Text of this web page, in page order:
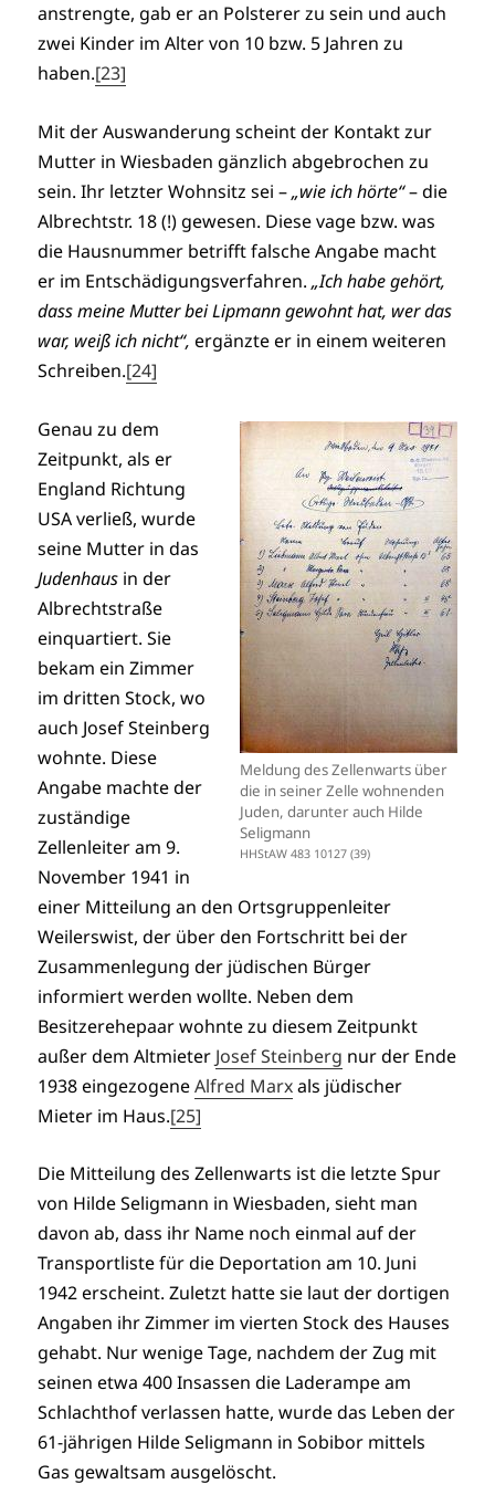
anstrengte, gab er an Polsterer zu sein und auch
zwei Kinder im Alter von 10 bzw. 5 Jahren zu
haben.[23]
Mit der Auswanderung scheint der Kontakt zur
Mutter in Wiesbaden gänzlich abgebrochen zu
sein. Ihr letzter Wohnsitz sei –„wie ich hörte“– die
Albrechtstr. 18 (!) gewesen. Diese vage bzw. was
die Hausnummer betrifft falsche Angabe macht
er im Entschädigungsverfahren.„Ich habe gehört,
dass meine Mutter bei Lipmann gewohnt hat, wer das
war, weiß ich nicht“, ergänzte er in einem weiteren
Schreiben.[24]
Meldung des Zellenwarts über
die in seiner Zelle wohnenden
Juden, darunter auch Hilde
Seligmann
HHStAW 483 10127 (39)
Genau zu dem
Zeitpunkt, als er
England Richtung
USA verließ, wurde
seine Mutter in das
Judenhaus in der
Albrechtstraße
einquartiert. Sie
bekam ein Zimmer
im dritten Stock, wo
auch Josef Steinberg
wohnte. Diese
Angabe machte der
zuständige
Zellenleiter am 9.
November 1941 in
einer Mitteilung an den Ortsgruppenleiter
Weilerswist, der über den Fortschritt bei der
Zusammenlegung der jüdischen Bürger
informiert werden wollte. Neben dem
Besitzerehepaar wohnte zu diesem Zeitpunkt
außer dem Altmieter Josef Steinberg nur der Ende
1938 eingezogeneAlfred Marxals jüdischer
Mieter im Haus.[25]
Die Mitteilung des Zellenwarts ist die letzte Spur
von Hilde Seligmann in Wiesbaden, sieht man
davon ab, dass ihr Name noch einmal auf der
Transportliste für die Deportation am 10. Juni
1942 erscheint. Zuletzt hatte sie laut der dortigen
Angaben ihr Zimmer im vierten Stock des Hauses
gehabt. Nur wenige Tage, nachdem der Zug mit
seinen etwa 400 Insassen die Laderampe am
Schlachthof verlassen hatte, wurde das Leben der
61-jährigen Hilde Seligmann in Sobibor mittels
Gas gewaltsam ausgelöscht.